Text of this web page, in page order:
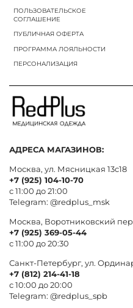
ПОЛЬЗОВАТЕЛЬСКОЕ
СОГЛАШЕНИЕ
ПУБЛИЧНАЯ ОФЕРТА
ПРОГРАММА ЛОЯЛЬНОСТИ
ПЕРСОНАЛИЗАЦИЯ
АДРЕСА МАГАЗИНОВ:
Москва, ул. Мясницкая 13с18
+7 (925) 104-10-70
с 11:00 до 21:00
Telegram: @redplus_msk
Москва, Воротниковский
+7 (925) 369-05-44
с 11:00 до 20:30
Санкт-Петербург, ул.
+7 (812) 214-41-18
с 10:00 до 20:00
Telegram: @redplus_spb